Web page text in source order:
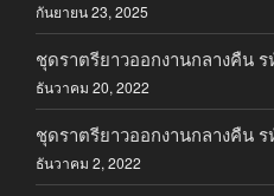
กันยายน 23, 2025
ชุดราตรียาวออกงานกลางคืน ร
ธันวาคม 20, 2022
ชุดราตรียาวออกงานกลางคืน ร
ธันวาคม 2, 2022